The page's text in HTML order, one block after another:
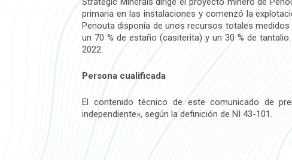
primaria en las instalaciones y comenzó la
Penouta disponía de unos recursos totales
un 70 % de estaño (casiterita) y un 30 % de
2022.
Persona cualificada
El contenido técnico de este comunicado de
independiente», según la definición de NI 43-101.